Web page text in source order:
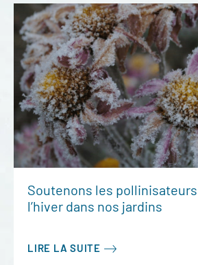
Soutenons les
l’hiver dans nos jardins
LIRE LA SUITE